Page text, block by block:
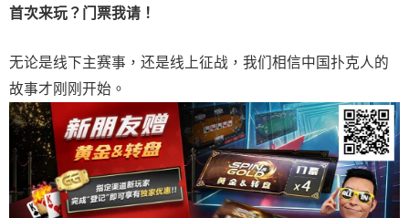
首次来玩？门票我请！
无论是线下主赛事，还是线上征战，我们相信中国扑克人的
故事才刚刚开始。